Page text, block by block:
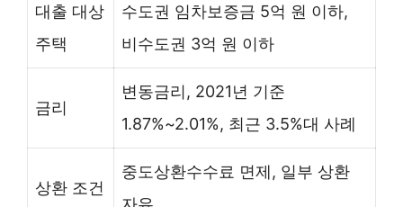
대출 대상
주택
수도권 임차보증금 5억 원 이하,
비수도권 3억 원 이하
금리
변동금리, 2021년 기준
1.87%~2.01%, 최근 3.5%대 사례
상환 조건
중도상환수수료 면제, 일부 상환